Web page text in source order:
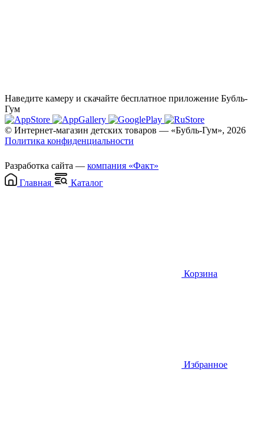
Наведите камеру и скачайте бесплатное приложение Бубль-
Гум
© Интернет-магазин детских товаров — «Бубль-Гум», 2026
Политика конфиденциальности
Разработка сайта — компания «Факт»
Главная
Каталог
Корзина
Избранное